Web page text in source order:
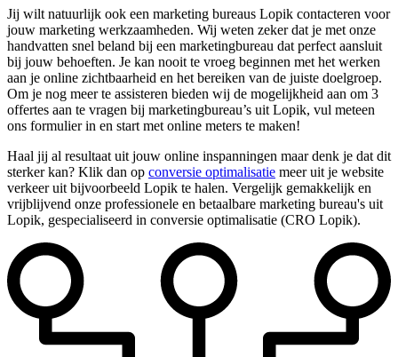
Jij wilt natuurlijk ook een marketing bureaus Lopik contacteren voor
jouw marketing werkzaamheden. Wij weten zeker dat je met onze
handvatten snel beland bij een marketingbureau dat perfect aansluit
bij jouw behoeften. Je kan nooit te vroeg beginnen met het werken
aan je online zichtbaarheid en het bereiken van de juiste doelgroep.
Om je nog meer te assisteren bieden wij de mogelijkheid aan om 3
offertes aan te vragen bij marketingbureau’s uit Lopik, vul meteen
ons formulier in en start met online meters te maken!
Haal jij al resultaat uit jouw online inspanningen maar denk je dat dit
sterker kan? Klik dan op conversie optimalisatie meer uit je website
verkeer uit bijvoorbeeld Lopik te halen. Vergelijk gemakkelijk en
vrijblijvend onze professionele en betaalbare marketing bureau's uit
Lopik, gespecialiseerd in conversie optimalisatie (CRO Lopik).